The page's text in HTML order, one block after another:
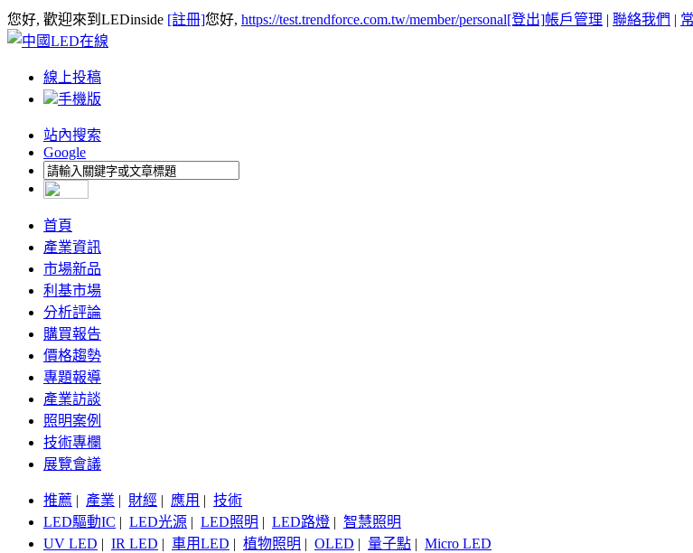
您好, 歡迎來到LEDinside [註冊]您好, https://test.trendforce.com.tw/member/personal[登出]帳戶管理 | 聯絡我們 |
線上投稿
手機版
站內搜索
Google
首頁
產業資訊
市場新品
利基市場
分析評論
購買報告
價格趨勢
專題報導
產業訪談
照明案例
技術專欄
展覽會議
推薦 | 產業 | 財經 | 應用 | 技術
LED驅動IC | LED光源 | LED照明 | LED路燈 | 智慧照明
UV LED | IR LED | 車用LED | 植物照明 | OLED | 量子點 | Micro LED